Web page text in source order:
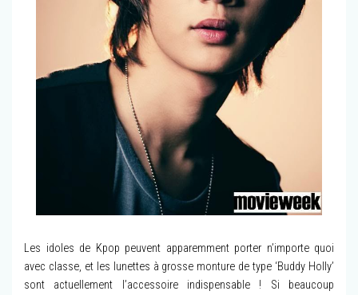
Les idoles de Kpop peuvent apparemment porter n’importe quoi
avec classe, et les lunettes à grosse monture de type ‘Buddy Holly’
sont actuellement l’accessoire indispensable ! Si beaucoup